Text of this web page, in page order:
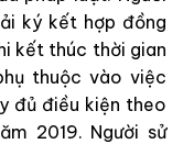
ký kết hợp đồng
kết thúc thời gian
thuộc vào việc
đủ điều kiện theo
2019. Người sử